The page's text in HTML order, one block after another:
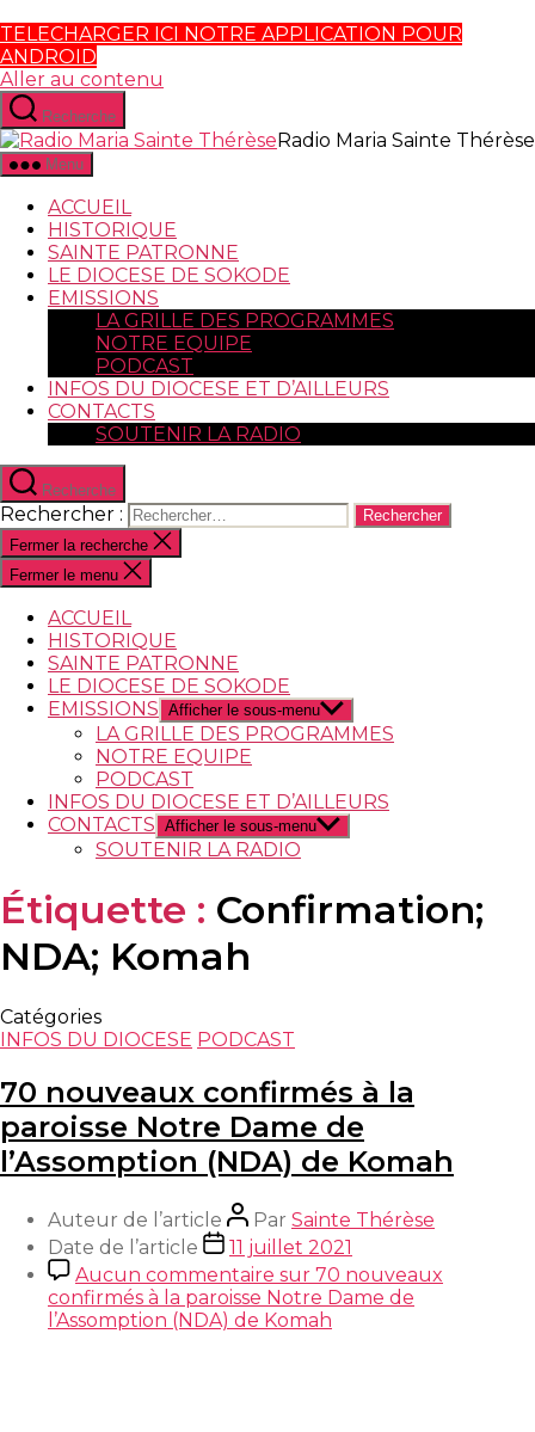
TELECHARGER ICI NOTRE APPLICATION POUR
ANDROID
Aller au contenu
Recherche
Radio Maria Sainte Thérèse
Menu
ACCUEIL
HISTORIQUE
SAINTE PATRONNE
LE DIOCESE DE SOKODE
EMISSIONS
LA GRILLE DES PROGRAMMES
NOTRE EQUIPE
PODCAST
INFOS DU DIOCESE ET D’AILLEURS
CONTACTS
SOUTENIR LA RADIO
Recherche
Rechercher :
Fermer la recherche
Fermer le menu
ACCUEIL
HISTORIQUE
SAINTE PATRONNE
LE DIOCESE DE SOKODE
EMISSIONS Afficher le sous-menu
LA GRILLE DES PROGRAMMES
NOTRE EQUIPE
PODCAST
INFOS DU DIOCESE ET D’AILLEURS
CONTACTS Afficher le sous-menu
SOUTENIR LA RADIO
Étiquette : Confirmation;
NDA; Komah
Catégories
INFOS DU DIOCESE PODCAST
70 nouveaux confirmés à la
paroisse Notre Dame de
l’Assomption (NDA) de Komah
Auteur de l’article Par Sainte Thérèse
Date de l’article
11 juillet 2021
Aucun commentaire sur 70 nouveaux
confirmés à la paroisse Notre Dame de
l’Assomption (NDA) de Komah